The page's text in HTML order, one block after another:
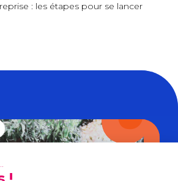
: les étapes pour se lancer